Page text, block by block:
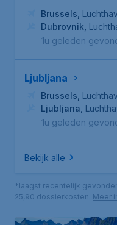
Brussels
Dubrovnik
1u geleden
Ljubljana
Brussels
Ljubljana
1u geleden
Bekijk alle
*laagst recentelijk
25,90 dossierkosten. Meer